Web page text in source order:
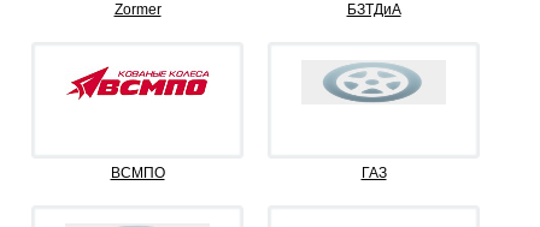
Zormer БЗТДиА
ВСМПО ГАЗ